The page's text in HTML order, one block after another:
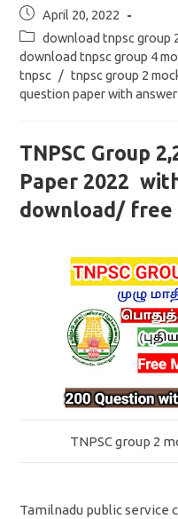
Post
published:
April 20, 2022
Post
category:
download tnpsc group
download tnpsc group 4
tnpsc / tnpsc group 2
question paper with
TNPSC Group
Paper 2022
download/ free
TNPSC group 2
Tamilnadu public service